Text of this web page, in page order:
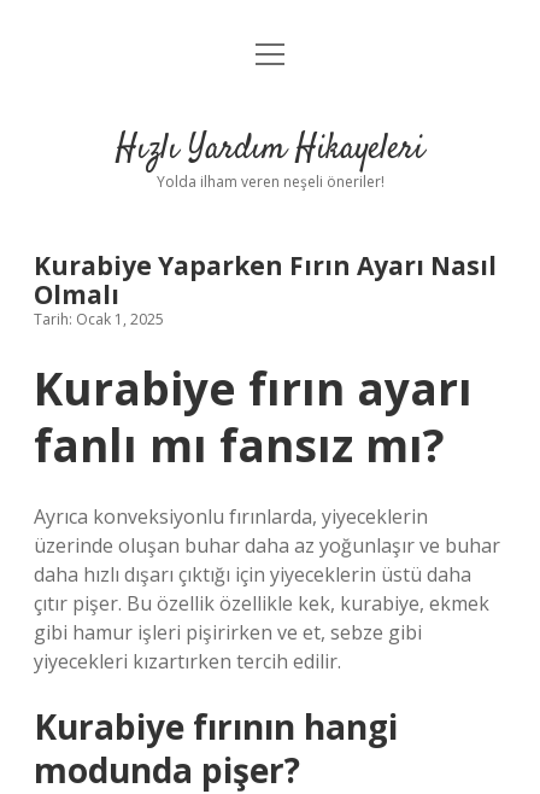
Anasayfa
Yasal Uyarı
menüyü
Hızlı Yardım Hikayeleri
Yolda ilham veren neşeli öneriler!
Kurabiye Yaparken Fırın Ayarı Nasıl
Olmalı
Tarih: Ocak 1, 2025
Kurabiye fırın ayarı
fanlı mı fansız mı?
Ayrıca konveksiyonlu fırınlarda, yiyeceklerin
üzerinde oluşan buhar daha az yoğunlaşır ve buhar
daha hızlı dışarı çıktığı için yiyeceklerin üstü daha
çıtır pişer. Bu özellik özellikle kek, kurabiye, ekmek
gibi hamur işleri pişirirken ve et, sebze gibi
yiyecekleri kızartırken tercih edilir.
Kurabiye fırının hangi
modunda pişer?